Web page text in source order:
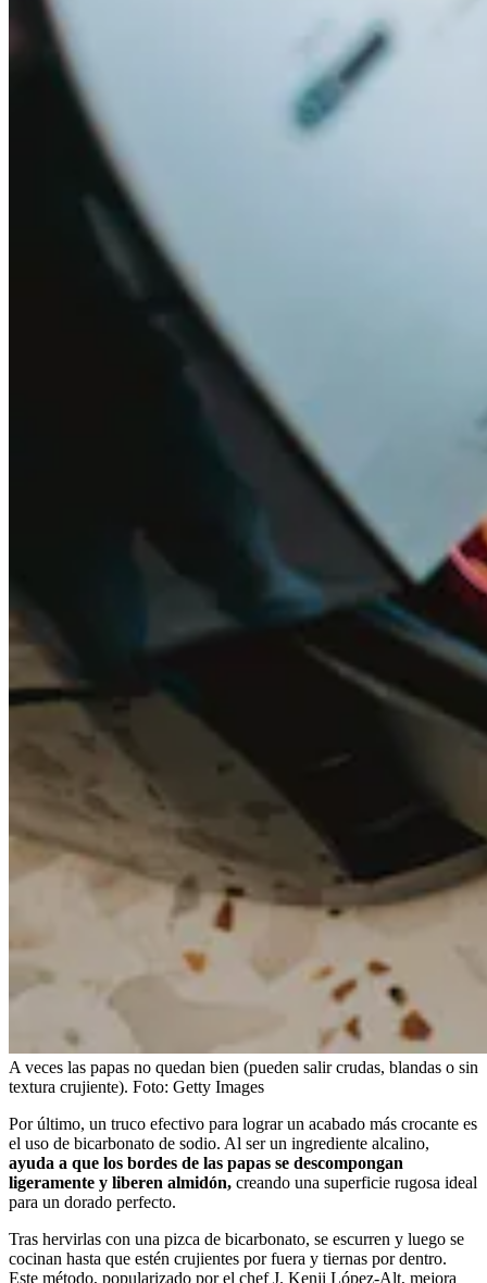
A veces las papas no quedan bien (pueden salir crudas, blandas o sin
textura crujiente). Foto: Getty Images
Por último, un truco efectivo para lograr un acabado más crocante es
el uso de bicarbonato de sodio. Al ser un ingrediente alcalino,
ayuda a que los bordes de las papas se descompongan
ligeramente y liberen almidón, creando una superficie rugosa ideal
para un dorado perfecto.
Tras hervirlas con una pizca de bicarbonato, se escurren y luego se
cocinan hasta que estén crujientes por fuera y tiernas por dentro.
Este método, popularizado por el chef J. Kenji López-Alt, mejora